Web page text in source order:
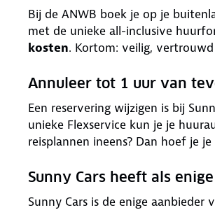
Bij de ANWB boek je op je
met de unieke all-inclusive
kosten. Kortom: veilig, vertrouwd
Annuleer tot 1 uur van
Een reservering wijzigen is bij
unieke Flexservice kun je je
reisplannen ineens? Dan hoef je
Sunny Cars heeft als
Sunny Cars is de enige